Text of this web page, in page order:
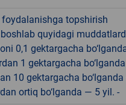
topshirish
quyidagi
0,1 gektargacha
1 gektargacha
10 gektargacha
ortiq bo‘lganda — 5 yil. -